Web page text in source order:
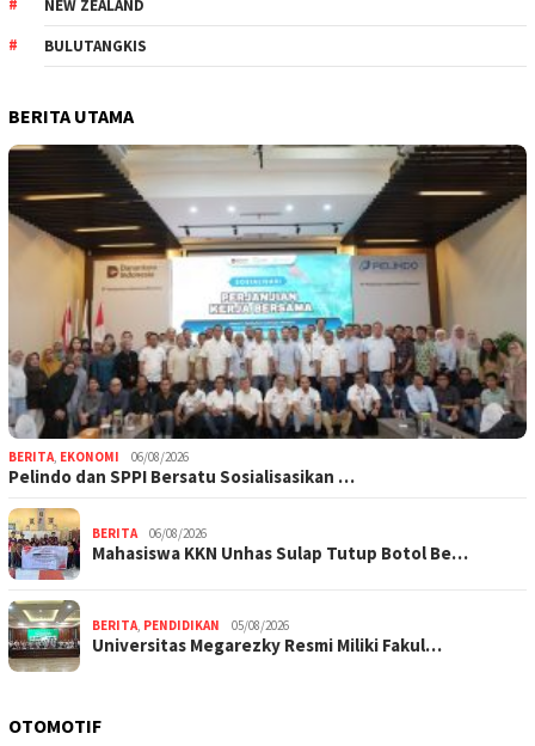
NEW ZEALAND
BULUTANGKIS
BERITA UTAMA
BERITA, EKONOMI 06/08/2026
Pelindo dan SPPI Bersatu Sosialisasikan …
BERITA 06/08/2026
Mahasiswa KKN Unhas Sulap Tutup Botol Be…
BERITA, PENDIDIKAN 05/08/2026
Universitas Megarezky Resmi Miliki Fakul…
OTOMOTIF